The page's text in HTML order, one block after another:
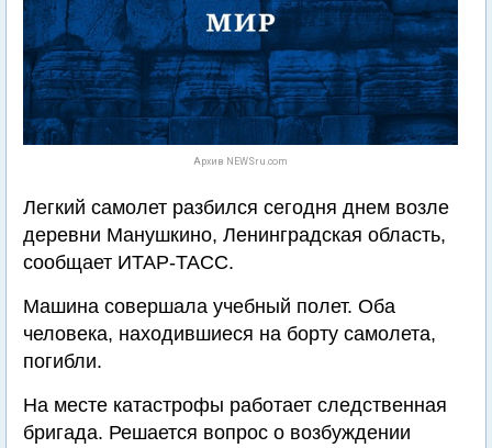
Архив NEWSru.com
Легкий самолет разбился сегодня днем возле
деревни Манушкино, Ленинградская область,
сообщает ИТАР-ТАСС.
Машина совершала учебный полет. Оба
человека, находившиеся на борту самолета,
погибли.
На месте катастрофы работает следственная
бригада. Решается вопрос о возбуждении